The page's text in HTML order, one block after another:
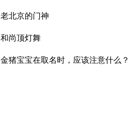
老北京的门神
和尚顶灯舞
金猪宝宝在取名时，应该注意什么？